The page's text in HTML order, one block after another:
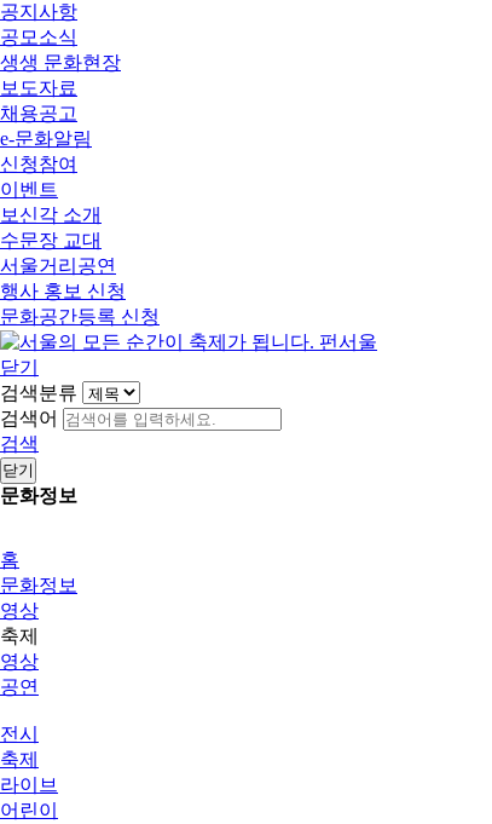
공지사항
공모소식
생생 문화현장
보도자료
채용공고
e-문화알림
신청참여
이벤트
보신각 소개
수문장 교대
서울거리공연
행사 홍보 신청
문화공간등록 신청
닫기
검색분류
검색어
검색
닫기
문화정보
홈
문화정보
영상
축제
영상
공연
전시
축제
라이브
어린이